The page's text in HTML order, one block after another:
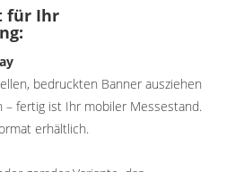
für Ihr
bedruckten Banner ausziehen
– fertig ist Ihr mobiler Messestand.
erhältlich.